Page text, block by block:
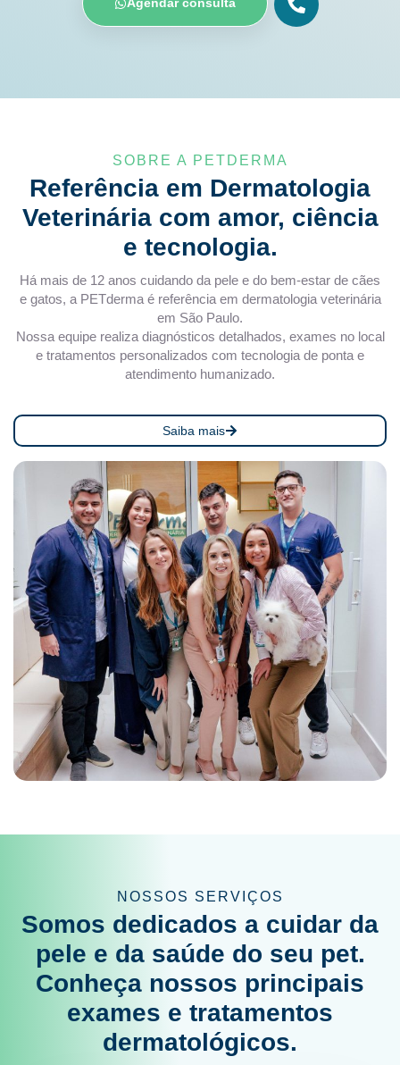
Agendar consulta
SOBRE A PETDERMA
Referência em Dermatologia
Veterinária com amor, ciência
e tecnologia.​
Há mais de 12 anos cuidando da pele e do bem-estar de cães
e gatos, a PETderma é referência em dermatologia veterinária
em São Paulo.
Nossa equipe realiza diagnósticos detalhados, exames no local
e tratamentos personalizados com tecnologia de ponta e
atendimento humanizado.
Saiba mais
NOSSOS SERVIÇOS
Somos dedicados a cuidar da
pele e da saúde do seu pet.
Conheça nossos principais
exames e tratamentos
dermatológicos.